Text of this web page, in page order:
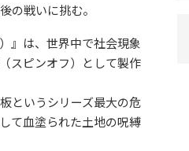
の戦いに挑む。
』は、世界中で社会現象
スピンオフ）として製作
というシリーズ最大の危
て血塗られた土地の呪縛